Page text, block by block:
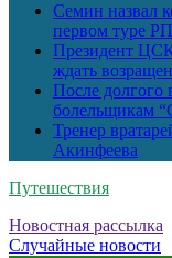
Семин назвал
первом туре
Президент
ждать
После долгого
болельщикам
Тренер
Акинфеева
Путешествия
Новостная рассылка
Случайные новости